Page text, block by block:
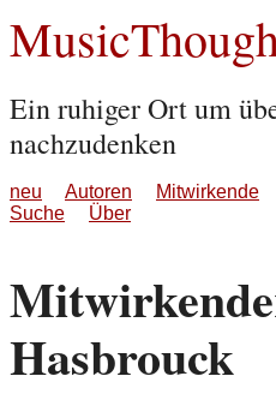
Ein ruhiger Ort um
nachzudenken
neu Autoren Mitwirkende
Suche
Über
Hasbrouck